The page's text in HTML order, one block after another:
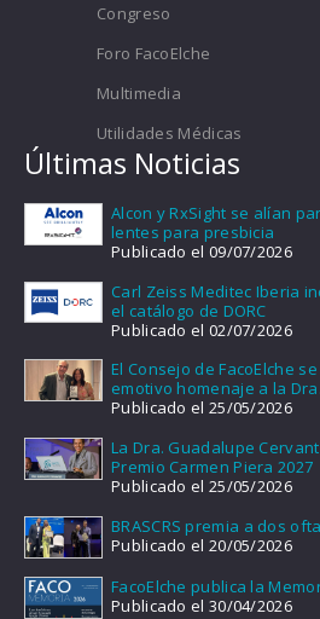
Congreso
Foro FacoElche
Multimedia
Utilidades Médicas
Últimas Noticias
Alcon y RxSight se alían
lentes para presbicia
Publicado el 09/07/2026
Carl Zeiss Meditec Iberia
el catálogo de DORC
Publicado el 02/07/2026
El Consejo de FacoElche
emotivo homenaje a la
Publicado el 25/05/2026
La Dra. Guadalupe
Premio Carmen Piera 2027
Publicado el 25/05/2026
BRASCRS premia a dos
Publicado el 20/05/2026
FacoElche publica la
Publicado el 30/04/2026